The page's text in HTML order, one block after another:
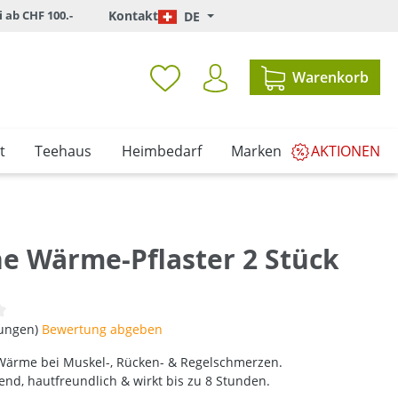
CHF 100.- Kontakt DE
Warenkorb
Teehaus Heimbedarf Marken AKTIONEN
Wärme-Pflaster 2 Stück
Bewertung von 0 von 5 Sternen
Bewertung abgeben
bei Muskel-, Rücken- & Regelschmerzen.
hautfreundlich & wirkt bis zu 8 Stunden.